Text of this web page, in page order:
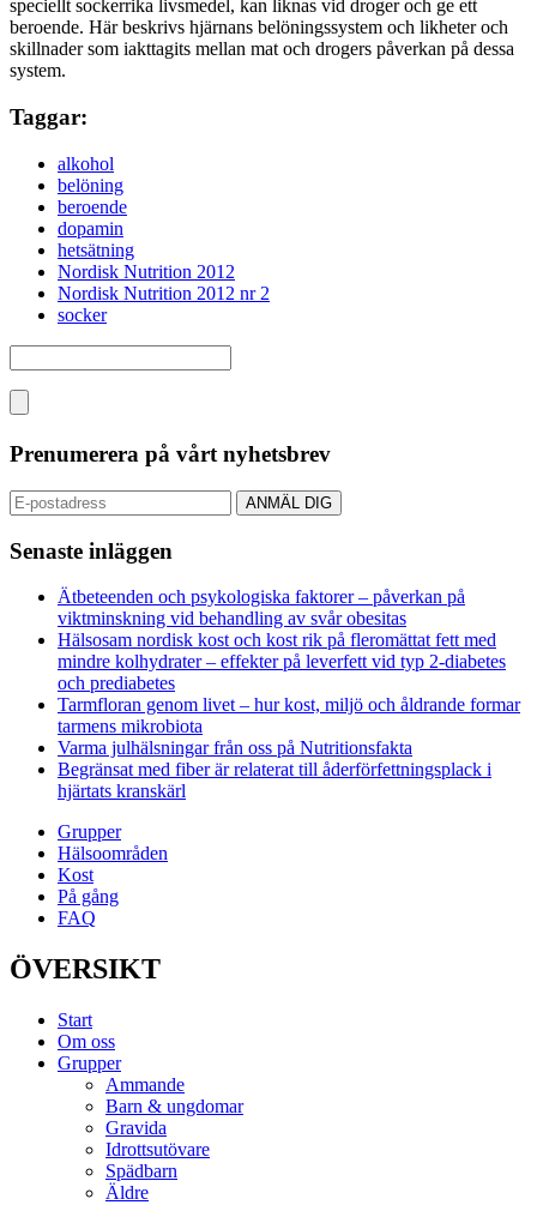
speciellt sockerrika livsmedel, kan liknas vid droger och ge ett
beroende. Här beskrivs hjärnans belöningssystem och likheter och
skillnader som iakttagits mellan mat och drogers påverkan på dessa
system.
Taggar:
alkohol
belöning
beroende
dopamin
hetsätning
Nordisk Nutrition 2012
Nordisk Nutrition 2012 nr 2
socker
Prenumerera på vårt nyhetsbrev
Senaste inläggen
Ätbeteenden och psykologiska faktorer – påverkan på
viktminskning vid behandling av svår obesitas
Hälsosam nordisk kost och kost rik på fleromättat fett med
mindre kolhydrater – effekter på leverfett vid typ 2-diabetes
och prediabetes
Tarmfloran genom livet – hur kost, miljö och åldrande formar
tarmens mikrobiota
Varma julhälsningar från oss på Nutritionsfakta
Begränsat med fiber är relaterat till åderförfettningsplack i
hjärtats kranskärl
Grupper
Hälsoområden
Kost
På gång
FAQ
ÖVERSIKT
Start
Om oss
Grupper
Ammande
Barn & ungdomar
Gravida
Idrottsutövare
Spädbarn
Äldre